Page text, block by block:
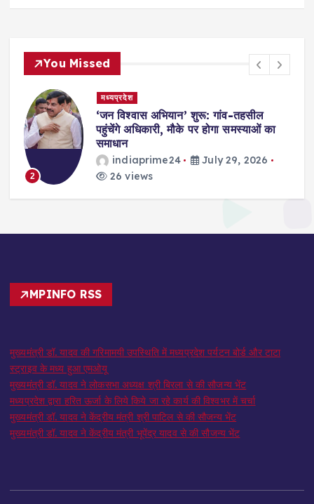
You Missed
2
मध्यप्रदेश
‘जन विश्वास अभियान’ शुरू: गांव-तहसील
पहुंचेंगे अधिकारी, मौके पर होगा समस्याओं का
समाधान
indiaprime24
July 29, 2026
26 views
MPINFO RSS
मुख्यमंत्री डॉ. यादव की गरिमामयी उपस्थिति में मध्यप्रदेश पर्यटन बोर्ड और टाटा
स्ट्राइव के मध्य हुआ एमओयू
मुख्यमंत्री डॉ. यादव ने लोकसभा अध्यक्ष श्री बिरला से की सौजन्य भेंट
मध्यप्रदेश द्वारा हरित ऊर्जा के लिये किये जा रहे कार्य की विश्वभर में चर्चा
मुख्यमंत्री डॉ. यादव ने केंद्रीय मंत्री श्री पाटिल से की सौजन्य भेंट
मुख्यमंत्री डॉ. यादव ने केंद्रीय मंत्री भूपेंद्र यादव से की सौजन्य भेंट